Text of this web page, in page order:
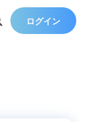
ログイン